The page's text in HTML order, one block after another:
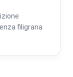
filigrana